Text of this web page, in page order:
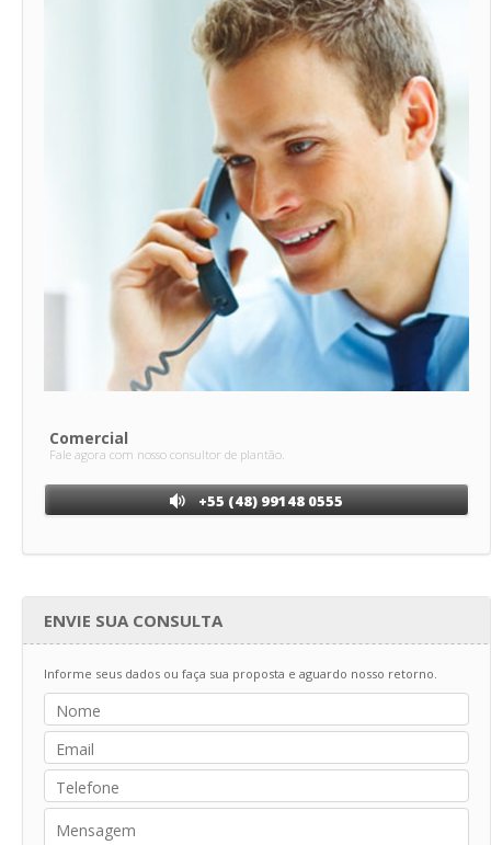
Comercial
Fale agora com nosso consultor de plantão.
+55 (48) 99148 0555
ENVIE SUA CONSULTA
Informe seus dados ou faça sua proposta e aguardo nosso retorno.